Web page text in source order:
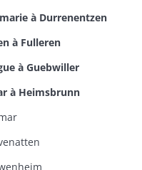
à Durrenentzen
à Fulleren
à Guebwiller
à Heimsbrunn